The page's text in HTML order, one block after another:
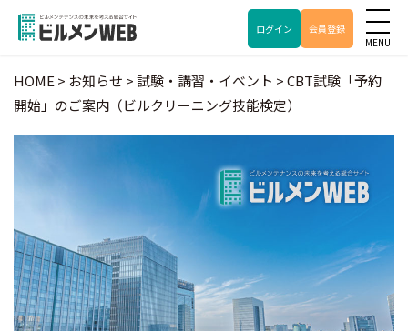
ログイン 会員登録
HOME > お知らせ >試験・講習・イベント >CBT試験「予約
開始」のご案内（ビルクリーニング技能検定）